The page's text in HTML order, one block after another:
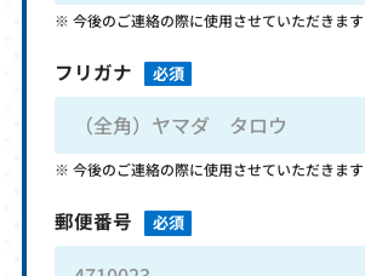
今後のご連絡の際に使用させていただきます
フリガナ 必須
今後のご連絡の際に使用させていただきます
郵便番号 必須